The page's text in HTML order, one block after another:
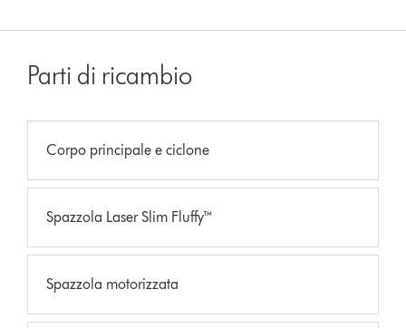
Parti di ricambio
Corpo principale e ciclone
Spazzola Laser Slim Fluffy™
Spazzola motorizzata